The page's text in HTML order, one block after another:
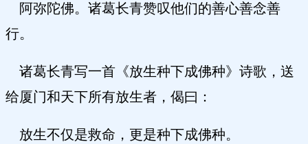
阿弥陀佛。诸葛长青赞叹他们的善心善念善
行。
诸葛长青写一首《放生种下成佛种》诗歌，送
给厦门和天下所有放生者，偈曰：
放生不仅是救命，更是种下成佛种。